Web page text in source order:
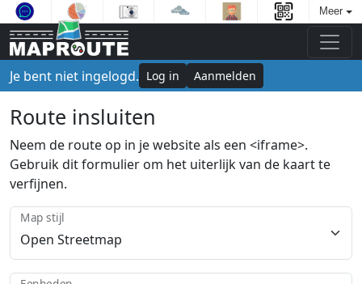
Meer
Je bent niet ingelogd. Log in Aanmelden
Route insluiten
Neem de route op in je website als een <iframe>.
Gebruik dit formulier om het uiterlijk van de kaart te
verfijnen.
Map stijl